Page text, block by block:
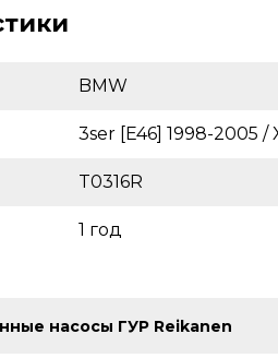
BMW
3ser [E46] 1998-2005
T0316R
1 год
насосы ГУР Reikanen